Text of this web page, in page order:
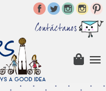
Contáctanos